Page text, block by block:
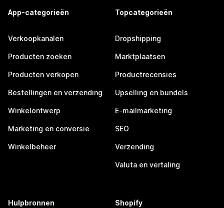
App-categorieën
Verkoopkanalen
Producten zoeken
Producten verkopen
Bestellingen en verzending
Winkelontwerp
Marketing en conversie
Winkelbeheer
Topcategorieën
Dropshipping
Marktplaatsen
Productrecensies
Upselling en bundels
E-mailmarketing
SEO
Verzending
Valuta en vertaling
Hulpbronnen Shopify